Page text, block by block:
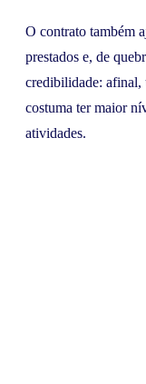
O contrato também
prestados e, de
credibilidade: afinal,
costuma ter maior
atividades.